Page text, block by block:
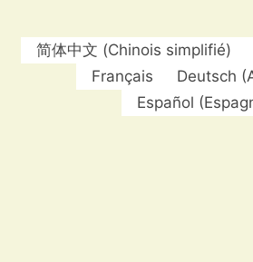
简体中文 (Chinois simplifié)
Français
Deutsch (
Español (